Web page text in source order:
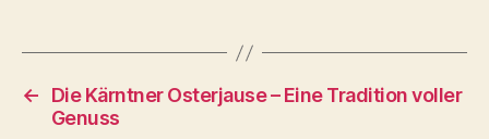
←
Die Kärntner Osterjause – Eine Tradition voller
Genuss